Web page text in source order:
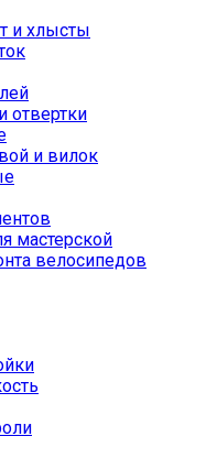
и хлысты
отвертки
и вилок
мастерской
велосипедов